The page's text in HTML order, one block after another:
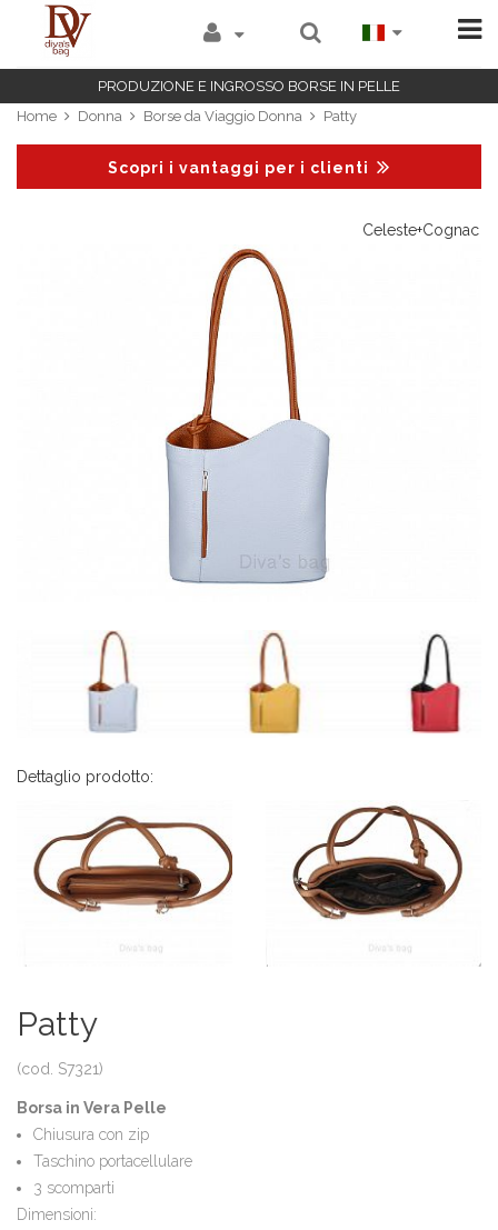
PRODUZIONE E INGROSSO BORSE IN PELLE
Home
Donna Borse da Viaggio Donna Patty
Scopri i vantaggi per i clienti
Celeste+Cognac
Dettaglio prodotto:
Patty
(cod. S7321)
Borsa in Vera Pelle
Chiusura con zip
Taschino portacellulare
3 scomparti
Dimensioni: